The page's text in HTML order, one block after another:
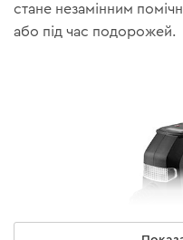
стане незамінним
або під час подорожей.